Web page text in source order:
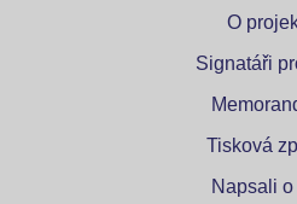
O
Signatáři
Tisková
Napsali